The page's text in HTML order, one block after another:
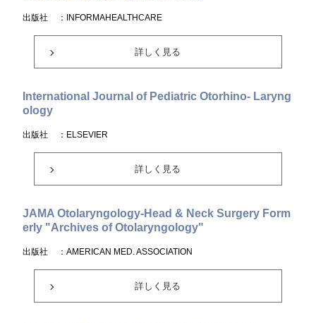
出版社 ：INFORMAHEALTHCARE
詳しく見る
International Journal of Pediatric Otorhino- Laryng
ology
出版社 ：ELSEVIER
詳しく見る
JAMA Otolaryngology-Head & Neck Surgery Form
erly "Archives of Otolaryngology"
出版社 ：AMERICAN MED. ASSOCIATION
詳しく見る